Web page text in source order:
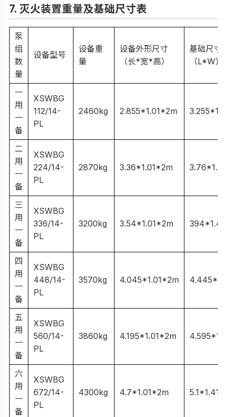
7. 灭火装置重量及基础尺寸表
泵
组
数
量
设备型号
设备重
量
设备外形尺寸
（长*宽*高）
基础尺寸
（L*W）
一
用
一
备
XSWBG
112/14-
PL
2460kg 2.855*1.01*2m
二
用
一
备
XSWBG
224/14-
PL
2870kg 3.36*1.01*2m
三
用
一
备
XSWBG
336/14-
PL
3200kg 3.54*1.01*2m
四
用
一
备
XSWBG
448/14-
PL
3570kg 4.045*1.01*2m
五
用
一
备
XSWBG
560/14-
PL
3860kg 4.195*1.01*2m
六
用
一
备
XSWBG
672/14-
PL
4300kg 4.7*1.01*2m 5.1*1.41m